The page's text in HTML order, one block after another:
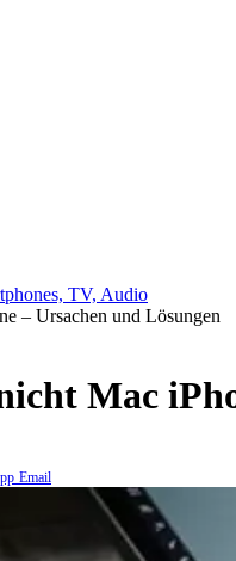
– Ursachen und Lösungen
Mac
Email